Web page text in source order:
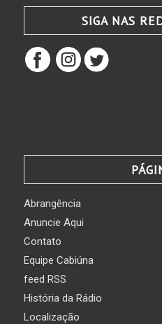
SIGA NAS
Abrangência
Anuncie Aqui
Contato
Equipe Cabiúna
feed RSS
História da Rádio
Localização